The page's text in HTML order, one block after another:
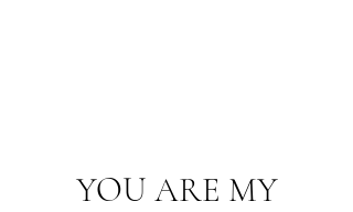
YOU ARE MY